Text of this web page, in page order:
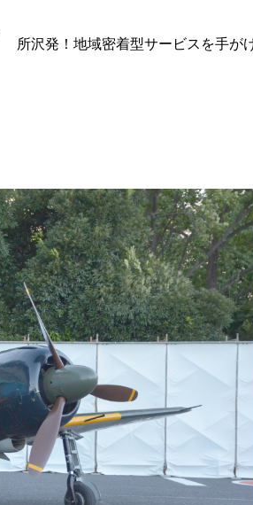
所沢発！地域密着型サービスを手が